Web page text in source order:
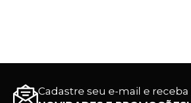
Cadastre seu e-mail e receba